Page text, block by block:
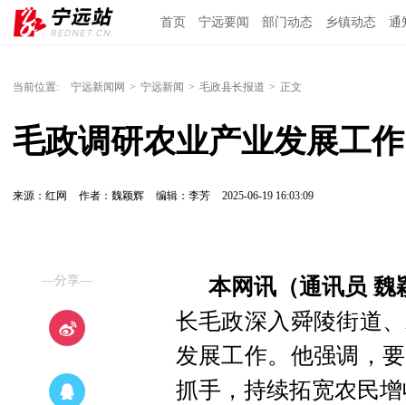
首页 宁远要闻 部门动态 乡镇动态 通
当前位置: 宁远新闻网 > 宁远新闻 > 毛政县长报道 > 正文
毛政调研农业产业发展工作
来源：红网 作者：魏颖辉 编辑：李芳 2025-06-19 16:03:09
—分享—
本网讯（通讯员 魏
长毛政深入舜陵街道
发展工作。他强调，
抓手，持续拓宽农民